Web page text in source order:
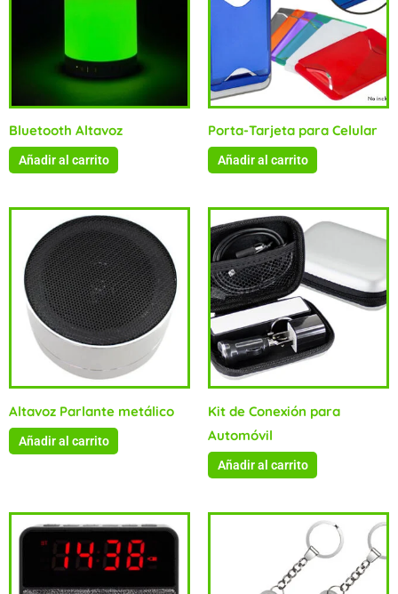
Bluetooth Altavoz
Añadir al carrito
Porta-Tarjeta para Celular
Añadir al carrito
Altavoz Parlante metálico
Añadir al carrito
Kit de Conexión para
Automóvil
Añadir al carrito